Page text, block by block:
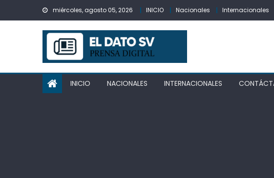
miércoles, agosto 05, 2026 INICIO Nacionales Internacionales
INICIO NACIONALES INTERNACIONALES